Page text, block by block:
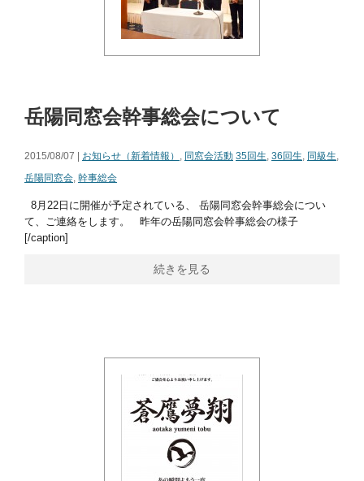
岳陽同窓会幹事総会について
2015/08/07 | お知らせ（新着情報） , 同窓会活動 35回生, 36回生, 同級生,
岳陽同窓会, 幹事総会
8月22日に開催が予定されている、 岳陽同窓会幹事総会につい
て、ご連絡をします。 昨年の岳陽同窓会幹事総会の様子
[/caption]
続きを見る